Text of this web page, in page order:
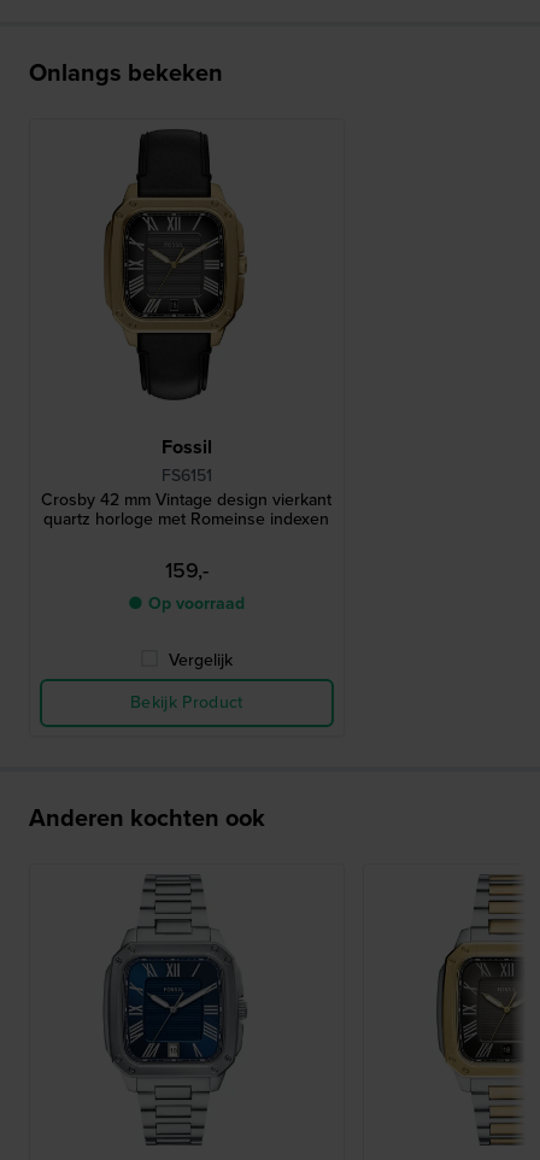
Onlangs bekeken
Fossil
FS6151
Crosby 42 mm Vintage design vierkant
quartz horloge met Romeinse indexen
159,-
● Op voorraad
Vergelijk
Bekijk Product
Anderen kochten ook